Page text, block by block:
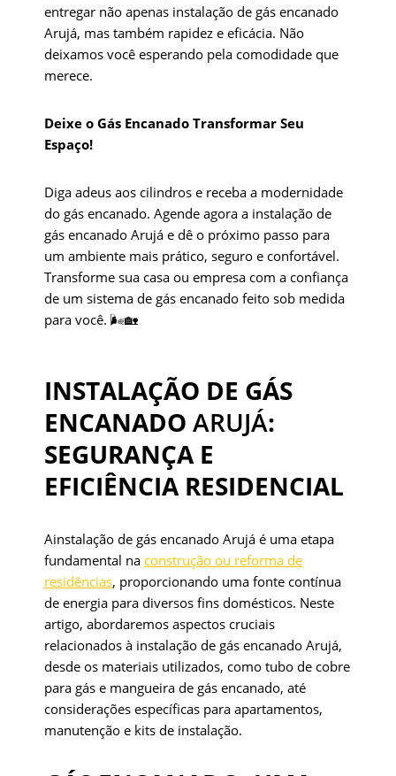
entregar não apenas instalação de gás encanado
Arujá, mas também rapidez e eficácia. Não
deixamos você esperando pela comodidade que
merece.
Deixe o Gás Encanado Transformar Seu
Espaço!
Diga adeus aos cilindros e receba a modernidade
do gás encanado. Agende agora a instalação de
gás encanado Arujá e dê o próximo passo para
um ambiente mais prático, seguro e confortável.
Transforme sua casa ou empresa com a confiança
de um sistema de gás encanado feito sob medida
para você. 🌬️🏡
INSTALAÇÃO DE GÁS
ENCANADO ARUJÁ:
SEGURANÇA E
EFICIÊNCIA RESIDENCIAL
Ainstalação de gás encanado Arujá é uma etapa
fundamental na construção ou reforma de
residências, proporcionando uma fonte contínua
de energia para diversos fins domésticos. Neste
artigo, abordaremos aspectos cruciais
relacionados à instalação de gás encanado Arujá,
desde os materiais utilizados, como tubo de cobre
para gás e mangueira de gás encanado, até
considerações específicas para apartamentos,
manutenção e kits de instalação.